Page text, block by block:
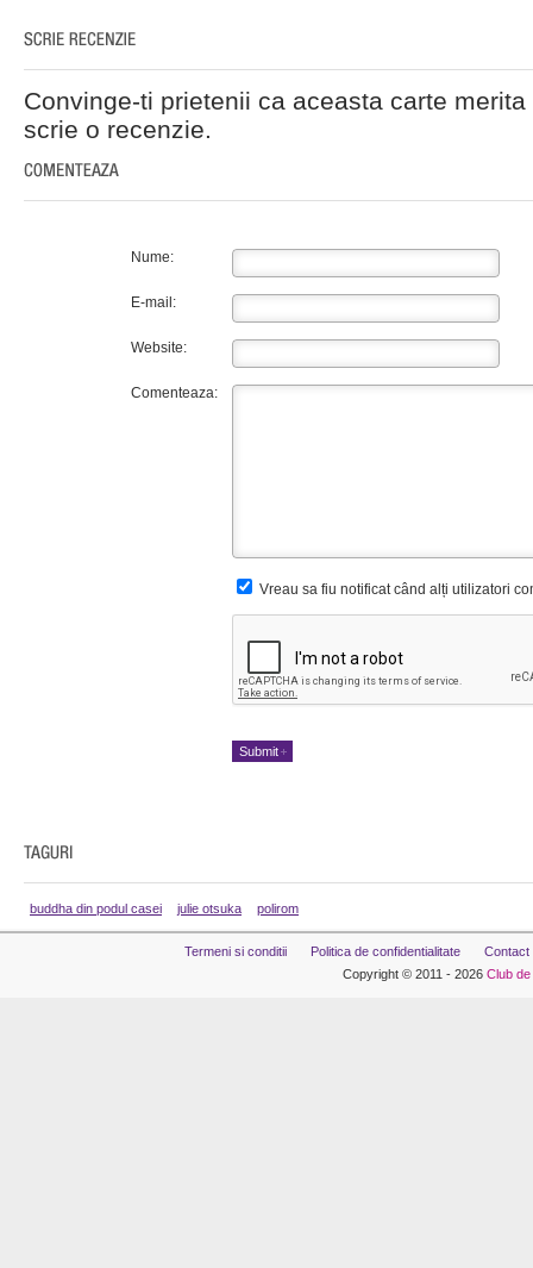
Convinge-ti prietenii ca aceasta carte
scrie o recenzie.
Nume:
E-mail:
Website:
Comenteaza:
Vreau sa fiu notificat când alți utilizatori
buddha din podul casei julie otsuka polirom
Termeni si conditii Politica de confidentialitate
Contact
Copyright © 2011 - 2026 Club